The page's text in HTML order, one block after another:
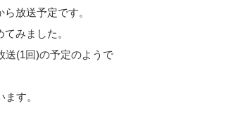
放送予定です。
みました。
送(1回)の予定のようで
す。